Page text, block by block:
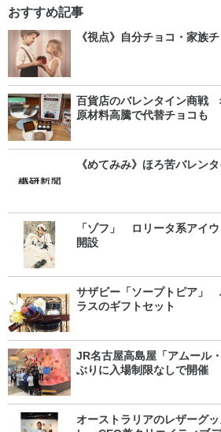
おすすめ記事
《視点》自分チョコ・家族
百貨店のバレンタイン商戦
原材料高騰で代替チョコも
《めてみみ》ほろ苦バレン
「ゾフ」 ロリータ系アイ
開設
サザビー「ソープトピア」
ラスのギフトセット
JR名古屋高島屋「アムール
ぶりに入場制限なしで開催
オーストラリアのレザーグ